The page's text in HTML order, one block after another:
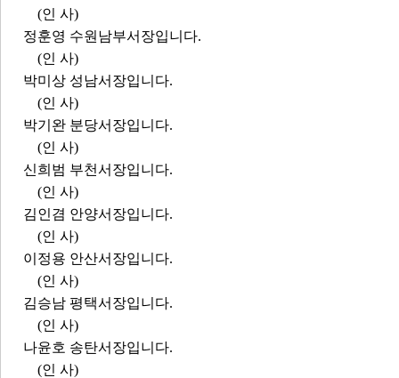
(인 사)
정훈영 수원남부서장입니다.
(인 사)
박미상 성남서장입니다.
(인 사)
박기완 분당서장입니다.
(인 사)
신희범 부천서장입니다.
(인 사)
김인겸 안양서장입니다.
(인 사)
이정용 안산서장입니다.
(인 사)
김승남 평택서장입니다.
(인 사)
나윤호 송탄서장입니다.
(인 사)